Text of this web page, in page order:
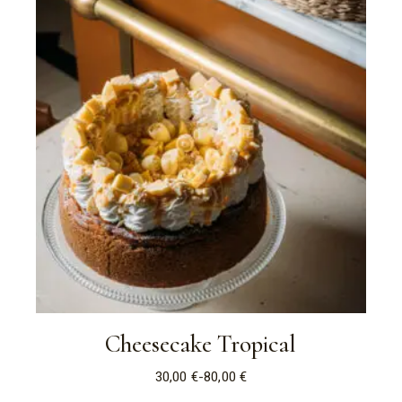
Cheesecake Tropical
30,00 €-80,00€
Fascia